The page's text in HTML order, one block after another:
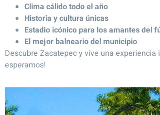
Clima cálido todo el año
Historia y cultura únicas
Estadio icónico para los amantes del
El mejor balneario del municipio
Descubre Zacatepec y vive una
esperamos!